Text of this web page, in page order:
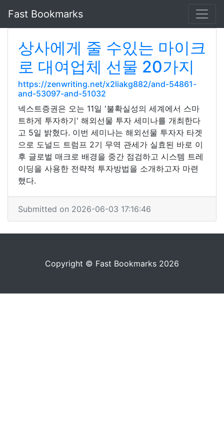
Fast Bookmarks
상사에게 줄 수있는 마이크
로 대여업체 선물 20가지
https://zenwriting.net/x2liakg882/and-54861-
and-53097-and-51032
넥스트증권은 오는 11일 '불확실성의 세계에서 스마
트하게 투자하기' 해외선물 투자 세미나를 개최한다
고 5일 밝혔다. 이번 세미나는 해외선물 투자자 타겟
으로 도널드 트럼프 2기 무역 관세가 실효된 바로 이
후 글로벌 매크로 배경을 중간 점검하고 시스템 트레
이딩을 사용한 전략적 투자방법을 소개하고자 마련
했다.
Submitted on 2026-06-03 17:16:46
Copyright © Fast Bookmarks 2026